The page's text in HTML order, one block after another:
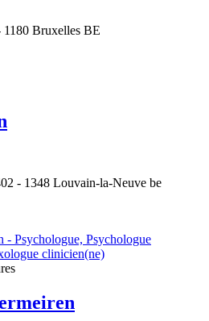
1180 Bruxelles BE
- 1348 Louvain-la-Neuve be